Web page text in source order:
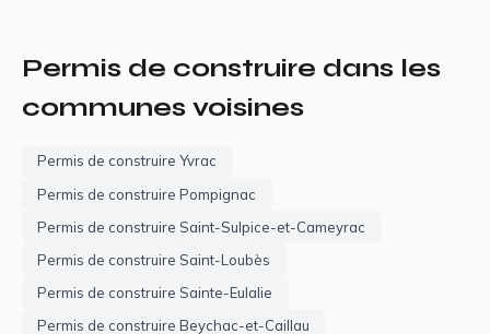
Permis de construire dans les
communes voisines
Permis de construire Yvrac
Permis de construire Pompignac
Permis de construire Saint-Sulpice-et-Cameyrac
Permis de construire Saint-Loubès
Permis de construire Sainte-Eulalie
Permis de construire Beychac-et-Caillau